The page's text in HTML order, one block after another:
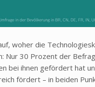
woher die
Nur 30 Prozent der
bei ihnen gefördert hat
fördert – in beiden